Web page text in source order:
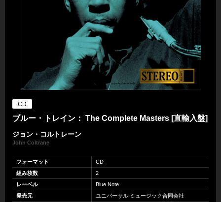
CD
ブルー・トレイン： The Complete Masters [直輸入盤]
ジョン・コルトレーン
John Coltrane
フォーマット
CD
組み枚数
2
レーベル
Blue Note
発売元
ユニバーサル ミュージック合同会社